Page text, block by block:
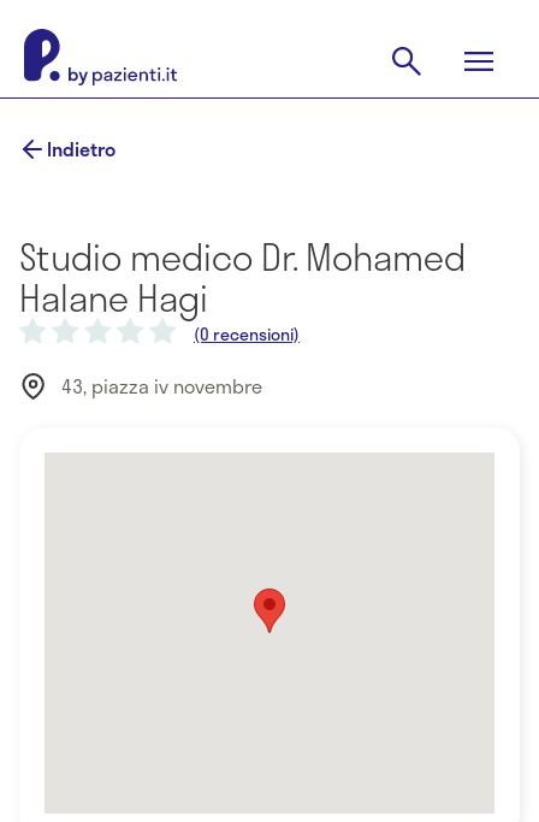
Indietro
Studio medico Dr. Mohamed
Halane Hagi
(0 recensioni)
43, piazza iv novembre